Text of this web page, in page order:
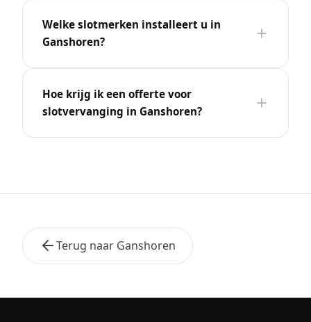
Welke slotmerken installeert u in
Ganshoren?
Hoe krijg ik een offerte voor
slotvervanging in Ganshoren?
Terug naar Ganshoren